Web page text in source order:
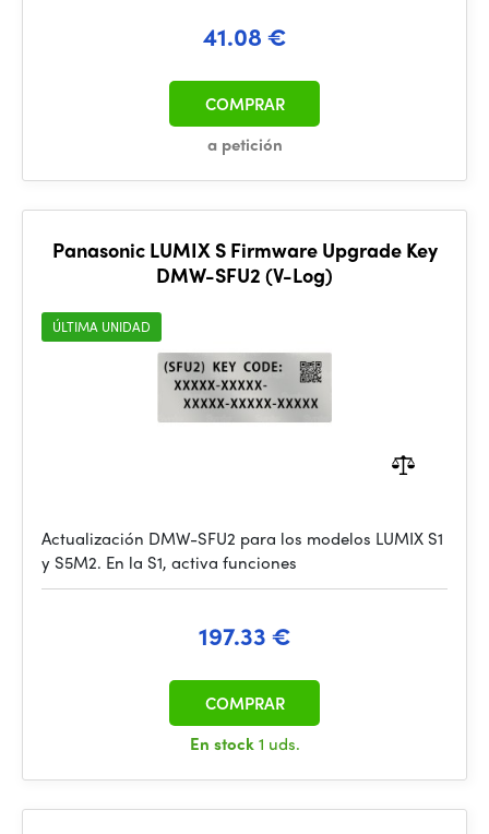
41.08 €
a petición
COMPRAR
Panasonic LUMIX S Firmware Upgrade Key
DMW-SFU2 (V-Log)
ÚLTIMA UNIDAD
Actualización DMW-SFU2 para los modelos LUMIX S1
y S5M2. En la S1, activa funciones
197.33 €
En stock1 uds.
COMPRAR